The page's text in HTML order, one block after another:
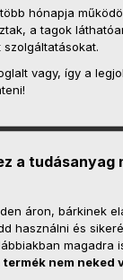
hónapja
a tagok
vagy, így a
a tudásanyag
áron, bárkinek
használni és
magadra
termék nem neked